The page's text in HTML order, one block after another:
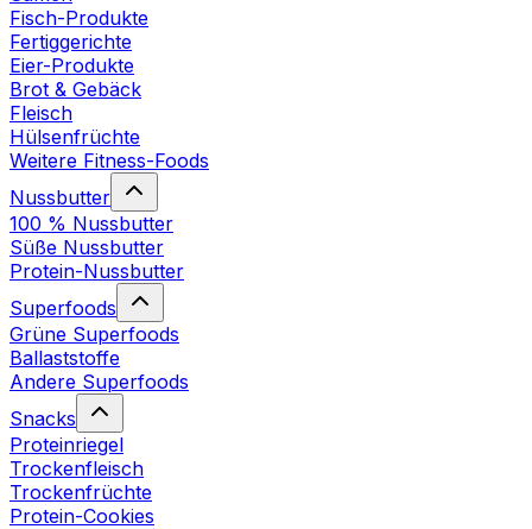
Fisch-Produkte
Fertiggerichte
Eier-Produkte
Brot & Gebäck
Fleisch
Hülsenfrüchte
Weitere Fitness-Foods
Nussbutter
100 % Nussbutter
Süße Nussbutter
Protein-Nussbutter
Superfoods
Grüne Superfoods
Ballaststoffe
Andere Superfoods
Snacks
Proteinriegel
Trockenfleisch
Trockenfrüchte
Protein-Cookies